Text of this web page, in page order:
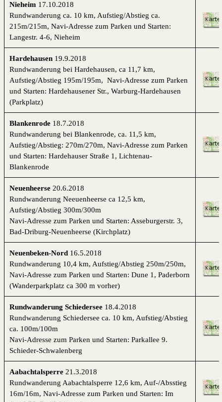
Nieheim 17.10.2018
Rundwanderung ca. 10 km, Aufstieg/Abstieg ca.
215m/215m, Navi-Adresse zum Parken und Starten:
Langestr. 4-6, Nieheim
Hardehausen 19.9.2018
Rundwanderung bei Hardehausen, ca 11,7 km,
Aufstieg/Abstieg 195m/195m, Navi-Adresse zum Parken
und Starten: Hardehausener Str., Warburg-Hardehausen
(Parkplatz)
Blankenrode 18.7.2018
Rundwanderung bei Blankenrode, ca. 11,5 km,
Aufstieg/Abstieg: 270m/270m, Navi-Adresse zum Parken
und Starten: Hardehauser Straße 1, Lichtenau-
Blankenrode
Neuenheerse 20.6.2018
Rundwanderung Neeuenheerse ca 12,5 km,
Aufstieg/Abstieg 300m/300m
Navi-Adresse zum Parken und Starten: Asseburgerstr. 3,
Bad-Driburg-Neuenheerse (Kirchplatz)
Neuenbeken-Nord 16.5.2018
Rundwanderung 10,4 km, Aufstieg/Abstieg 250m/250m,
Navi-Adresse zum Parken und Starten: Dune 1, Paderborn
(Wanderparkplatz ca 300 m vorher)
Rundwanderung Schiedersee 18.4.2018
Rundwanderung Schiedersee ca. 10 km, Aufstieg/Abstieg
ca. 100m/100m
Navi-Adresse zum Parken und Starten: Parkallee 9.
Schieder-Schwalenberg
Aabachtalsperre 21.3.2018
Rundwanderung Aabachtalsperre 12,6 km, Auf-/Absstieg
16m/16m, Navi-Adresse zum Parken und Starten: Im